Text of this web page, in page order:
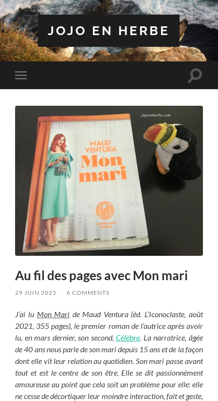
JOJO EN HERBE
Toggle
mobile
Toggle
Au fil des pages avec Mon mari
29 JUIN 2025 / 6 COMMENTS
J’ai lu Mon Mari de Maud Ventura (éd. L’Iconoclaste, août
2021, 355 pages), le premier roman de l’autrice après avoir
lu, en mars dernier, son second,Célèbre. La narratrice, âgée
de 40 ans nous parle de son mari depuis 15 ans et de la façon
dont elle vit leur relation au quotidien. Son mari passe avant
tout et est le centre de son être. Elle se dit passionnément
amoureuse au point que cela soit un problème pour elle: elle
ne cesse de décortiquer leur moindre interaction, fait et geste,